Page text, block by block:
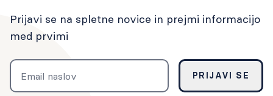
Prijavi se na spletne novice in prejmi informacijo
med prvimi
Email
PRIJAVI SE